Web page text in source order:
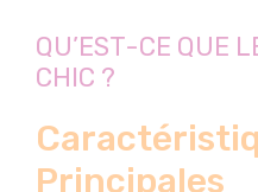
QU’EST-CE QUE
CHIC ?
Principales